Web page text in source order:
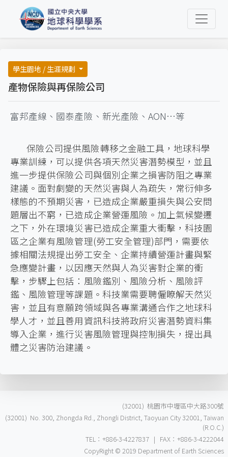
學生園地 / 生涯規劃
產物保險與再保險公司
富邦產線、國泰產險、新光產險、AON…等
保險公司提供風險轉移之金融工具，地球科學
專業訓練，可以提供各項天然災害潛勢模型，並且
進一步提供保險公司與個別企業之損害防阻之專業
建議。面對劇變的天然災害與人為疏失，常衍伸多
樣態的不預期災害，已造成企業嚴重損失與公安問
題層出不窮，已造成企業營運風險。加上氣候變遷
之下，外在環境災害已造成企業重大衝擊，科技園
區之企業有風險管理(勞工安全管理)部門，需要依
據相關法規提出勞工安全、企業持續營運計畫與緊
急應變計畫，以因應天然與人為災害對企業的衝
擊，步驟上包括：風險鑑別、風險分析、風險評
鑑、風險管理等課題。科技業需要聘僱瞭解天然災
害，並且有意願跨領域與各專業溝通合作之地球科
學人才，並且善用資訊科技將政府災害潛勢資料集
導入企業，進行災害風險管理與控制損失，提出具
體之災害防治建議。
(32001) 桃園市中壢區中大路300號
(32001) No. 300, Zhongda Rd., Zhongli District, Taoyuan City 32001, Taiwan
(R.O.C.)
TEL：+886-3-4227837 | FAX：+886-3-4222044
CopyRight © 2019 Department of Earth Sciences